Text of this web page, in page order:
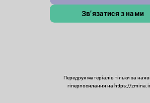
Зв’язатися з нами
Передрук матеріалів тільки за
гіперпосилання на https://